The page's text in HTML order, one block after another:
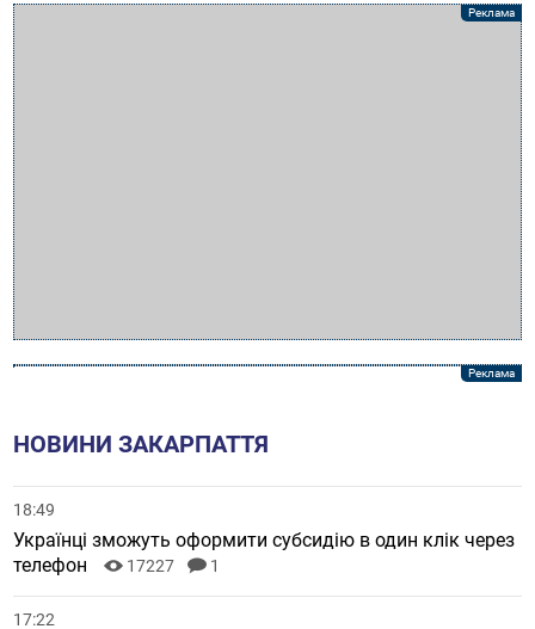
НОВИНИ ЗАКАРПАТТЯ
18:49
Українці зможуть оформити субсидію в один клік через
телефон
17227 1
17:22